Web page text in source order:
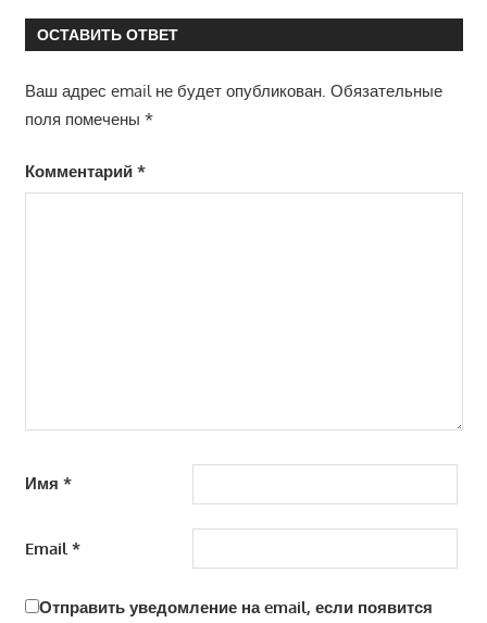
ОСТАВИТЬ ОТВЕТ
Ваш адрес email не будет опубликован. Обязательные
поля помечены *
Комментарий *
Имя *
Email *
Отправить уведомление на email, если появится